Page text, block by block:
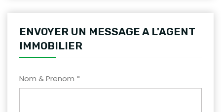
ENVOYER UN MESSAGE A L'AGENT
IMMOBILIER
Nom & Prenom *